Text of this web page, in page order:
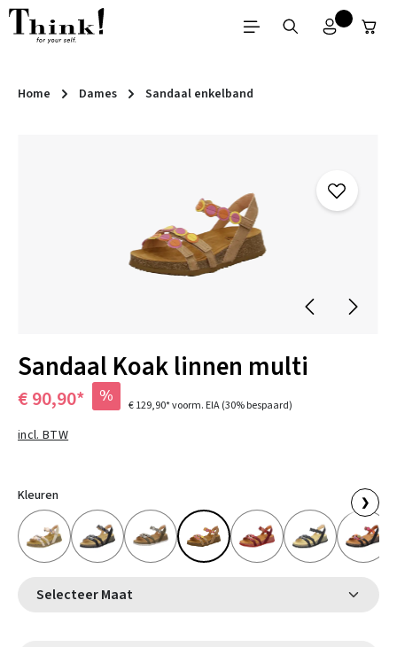
Ga naar de hoofdinhoud
Home Dames Sandaal enkelband
Sandaal Koak linnen multi
€ 90,90* % € 129,90*voorm. EIA(30% bespaard)
incl. BTW
Kleuren ❯
Selecteer Maat